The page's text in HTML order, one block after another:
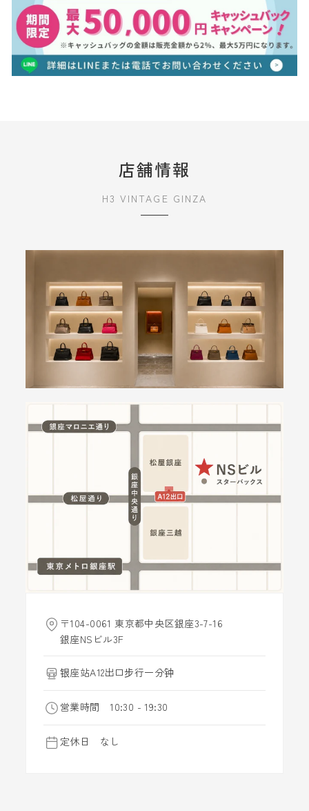
店舗情報
H3 VINTAGE GINZA
〒104-0061 東京都中央区銀座3-7-16
銀座NSビル3F
银座站A12出口步行一分钟
営業時間 10:30 - 19:30
定休日 なし